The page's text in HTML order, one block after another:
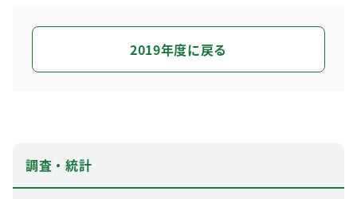
2019年度に戻る
調査・統計